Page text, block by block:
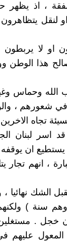
، اذ يظهر
لنقل
او لا يربطون
هذا الوطن
وحماس
في شعورهم ،
تجاه
اسر لبنان
يستطيع ان
، انهم تجار
الشك نهائيا
سنة ) ولكنهم
خجل .
عليهم